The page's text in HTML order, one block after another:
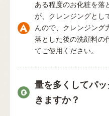
ある程度のお化粧を落
が、クレンジングとし
んので、クレンジング
落とした後の洗顔料の
てご使用ください。
量を多くしてパ
きますか？